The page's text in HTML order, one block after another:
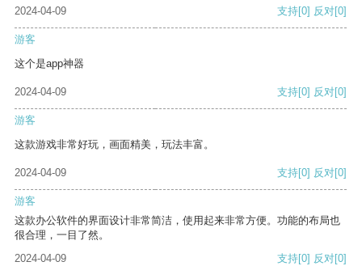
2024-04-09
支持[0] 反对[0]
游客
这个是app神器
2024-04-09 支持[0] 反对[0]
游客
这款游戏非常好玩，画面精美，玩法丰富。
2024-04-09 支持[0] 反对[0]
游客
这款办公软件的界面设计非常简洁，使用起来非常方便。功能的布局也
很合理，一目了然。
2024-04-09
支持[0] 反对[0]